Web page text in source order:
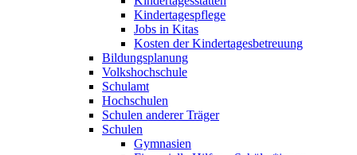
Kindertagespflege
Jobs in Kitas
Kosten der Kindertagesbetreuung
Bildungsplanung
Volkshochschule
Schulamt
Hochschulen
Schulen anderer Träger
Schulen
Gymnasien